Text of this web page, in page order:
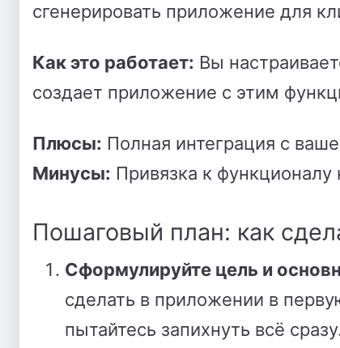
сгенерировать приложение для
Как это работает: Вы
создает приложение с этим
Плюсы: Полная интеграция с
Минусы: Привязка к
Пошаговый план: как
Сформулируйте цель и
сделать в приложении в
пытайтесь запихнуть всё